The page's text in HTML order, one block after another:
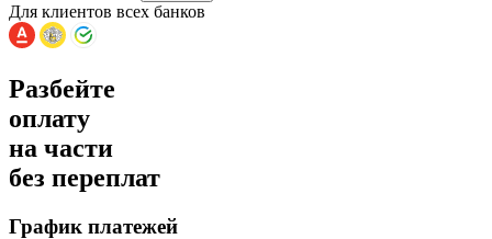
Для клиентов всех банков
Разбейте
оплату
на части
без переплат
График платежей